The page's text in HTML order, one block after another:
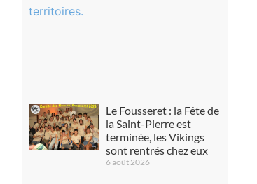
Le Fousseret : la Fête de
la Saint-Pierre est
terminée, les Vikings
sont rentrés chez eux
6 août 2026